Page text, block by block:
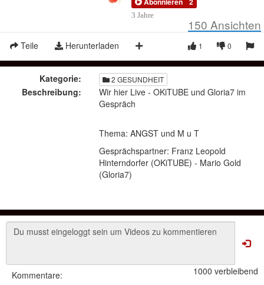
3 Jahre
150 Ansichten
Teile Herunterladen 0
1
Kategorie: 2 GESUNDHEIT
Beschreibung:
Wir hier Live - OKiTUBE und Gloria7 im
Gespräch
Thema: ANGST und M u T
Gesprächspartner: Franz Leopold
Hinterndorfer (OKiTUBE) - Mario Gold
(Gloria7)
1000 verbleibend
Kommentare: